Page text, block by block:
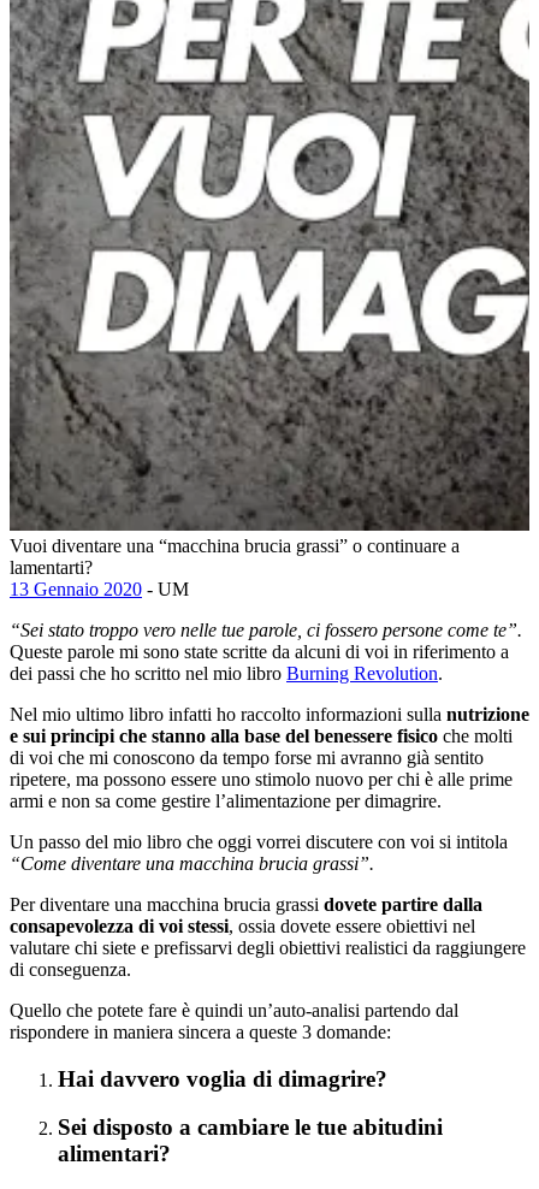
Vuoi diventare una “macchina brucia grassi” o continuare a
lamentarti?
13 Gennaio 2020 - UM
“Sei stato troppo vero nelle tue parole, ci fossero persone come te”.
Queste parole mi sono state scritte da alcuni di voi in riferimento a
dei passi che ho scritto nel mio libro Burning Revolution.
Nel mio ultimo libro infatti ho raccolto informazioni sulla nutrizione
e sui principi che stanno alla base del benessere fisico che molti
di voi che mi conoscono da tempo forse mi avranno già sentito
ripetere, ma possono essere uno stimolo nuovo per chi è alle prime
armi e non sa come gestire l’alimentazione per dimagrire.
Un passo del mio libro che oggi vorrei discutere con voi si intitola
“Come diventare una macchina brucia grassi”.
Per diventare una macchina brucia grassi dovete partire dalla
consapevolezza di voi stessi, ossia dovete essere obiettivi nel
valutare chi siete e prefissarvi degli obiettivi realistici da raggiungere
di conseguenza.
Quello che potete fare è quindi un’auto-analisi partendo dal
rispondere in maniera sincera a queste 3 domande:
Hai davvero voglia di dimagrire?
Sei disposto a cambiare le tue abitudini
alimentari?